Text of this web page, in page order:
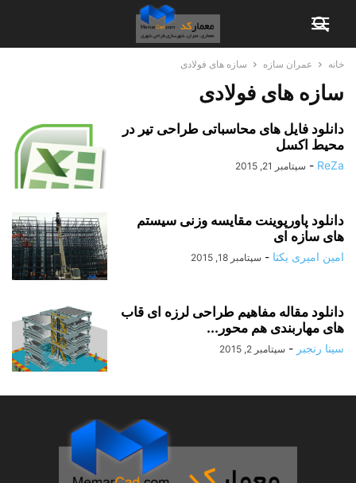
خانه عمران سازه سازه های فولادی
سازه های فولادی
دانلود فایل های محاسباتی طراحی تیر در
محیط اکسل
ReZa
- سپتامبر 21, 2015
دانلود پاورپوینت مقایسه وزنی سیستم
های سازه ای
امین امیری یکتا - سپتامبر 18, 2015
دانلود مقاله مفاهیم طراحی لرزه ای قاب
های مهاربندی هم محور...
سینا رنجبر - سپتامبر 2, 2015